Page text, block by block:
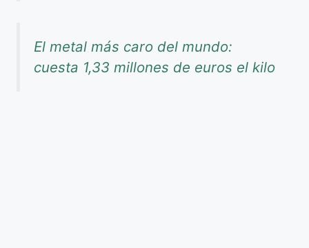
El metal más caro del mundo:
cuesta 1,33 millones de euros el kilo